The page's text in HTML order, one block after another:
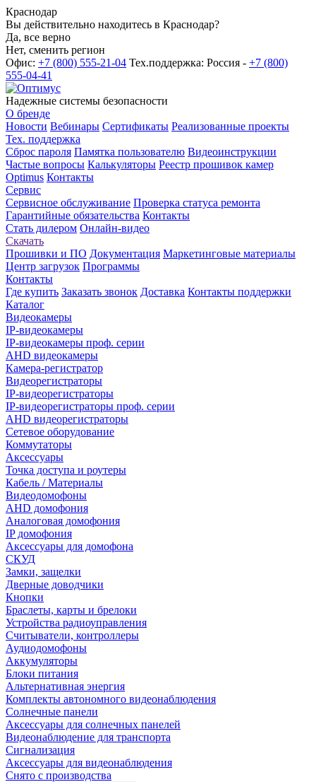
Краснодар
Вы действительно находитесь в Краснодар?
Да, все верно
Нет, сменить регион
Офис: +7 (800) 555-21-04 Тех.поддержка: Россия - +7 (800)
555-04-41
Надежные системы безопасности
О бренде
Новости Вебинары Сертификаты Реализованные проекты
Тех. поддержка
Сброс пароля Памятка пользователю Видеоинструкции
Частые вопросы Калькуляторы Реестр прошивок камер
Optimus Контакты
Сервис
Сервисное обслуживание Проверка статуса ремонта
Гарантийные обязательства Контакты
Стать дилером Онлайн-видео
Скачать
Прошивки и ПО Документация Маркетинговые материалы
Центр загрузок Программы
Контакты
Где купить Заказать звонок Доставка Контакты поддержки
Каталог
Видеокамеры
IP-видеокамеры
IP-видеокамеры проф. серии
AHD видеокамеры
Камера-регистратор
Видеорегистраторы
IP-видеорегистраторы
IP-видеорегистраторы проф. серии
AHD видеорегистраторы
Сетевое оборудование
Коммутаторы
Аксессуары
Точка доступа и роутеры
Кабель / Материалы
Видеодомофоны
AHD домофония
Аналоговая домофония
IP домофония
Аксессуары для домофона
СКУД
Замки, защелки
Дверные доводчики
Кнопки
Браслеты, карты и брелоки
Устройства радиоуправления
Считыватели, контроллеры
Аудиодомофоны
Аккумуляторы
Блоки питания
Альтернативная энергия
Комплекты автономного видеонаблюдения
Солнечные панели
Аксессуары для солнечных панелей
Видеонаблюдение для транспорта
Сигнализация
Аксессуары для видеонаблюдения
Снято с производства